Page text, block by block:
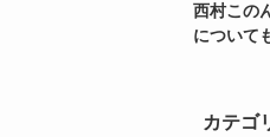
西村この
について
カテゴ